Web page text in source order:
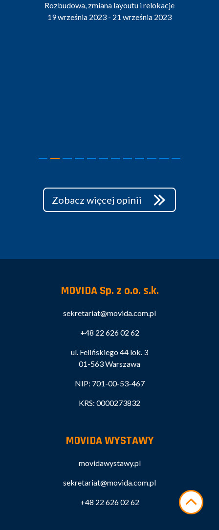
Rozbudowa, zmiana layoutu i relokacje
19 września 2023 - 21 września 2023
Zobacz więcej opinii
MOVIDA Sp. z o.o. s.k.
sekretariat@movida.com.pl
+48 22 626 02 62
ul. Felińskiego 44 lok. 3
01-563 Warszawa
NIP: 701-00-53-467
KRS: 0000273832
MOVIDA WYSTAWY
movidawystawy.pl
sekretariat@movida.com.pl
+48 22 626 02 62